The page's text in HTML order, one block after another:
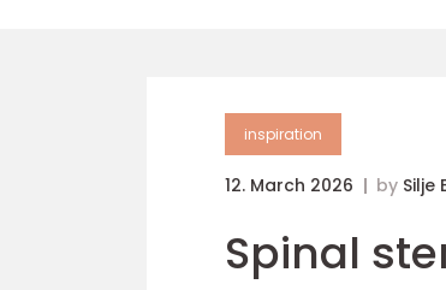
inspiration
12. March 2026 by Silje
Spinal